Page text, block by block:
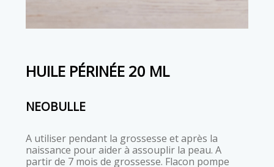
HUILE PÉRINÉE 20 ML
NEOBULLE
A utiliser pendant la grossesse et après la
naissance pour aider à assouplir la peau. A
partir de 7 mois de grossesse. Flacon pompe